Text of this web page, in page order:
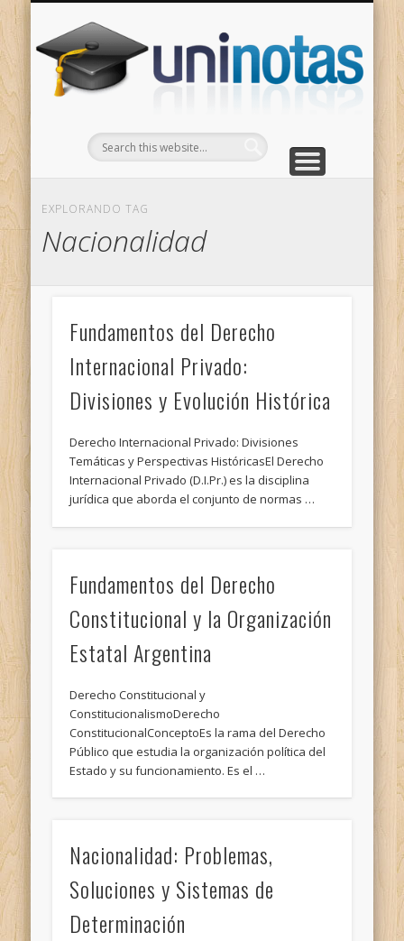
EXPLORANDO TAG
Nacionalidad
Fundamentos del Derecho
Internacional Privado:
Divisiones y Evolución Histórica
Derecho Internacional Privado: Divisiones
Temáticas y Perspectivas HistóricasEl Derecho
Internacional Privado (D.I.Pr.) es la disciplina
jurídica que aborda el conjunto de normas …
Fundamentos del Derecho
Constitucional y la Organización
Estatal Argentina
Derecho Constitucional y
ConstitucionalismoDerecho
ConstitucionalConceptoEs la rama del Derecho
Público que estudia la organización política del
Estado y su funcionamiento. Es el …
Nacionalidad: Problemas,
Soluciones y Sistemas de
Determinación